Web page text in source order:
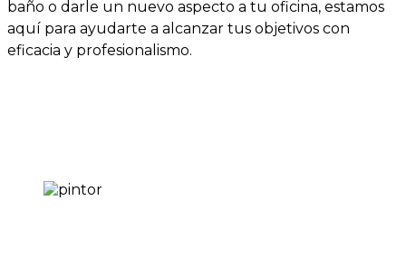
baño o darle un nuevo aspecto a tu oficina, estamos
aquí para ayudarte a alcanzar tus objetivos con
eficacia y profesionalismo.